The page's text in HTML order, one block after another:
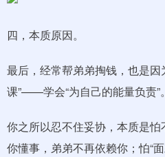
四，本质原因。
最后，经常帮弟弟掏钱，也是因
课”——学会“为自己的能量负责”。
你之所以忍不住妥协，本质是
你懂事，弟弟不再依赖你；怕“